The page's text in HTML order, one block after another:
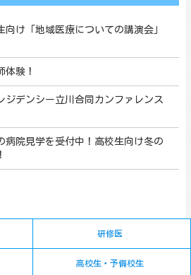
向け「地域医療についての講演会」
体験！
ジデンシー立川合同カンファレンス
病院見学を受付中！高校生向け冬の
研修医
高校生・予備校生